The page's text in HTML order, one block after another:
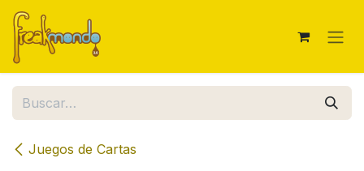
Ir al contenido
Juegos de Cartas